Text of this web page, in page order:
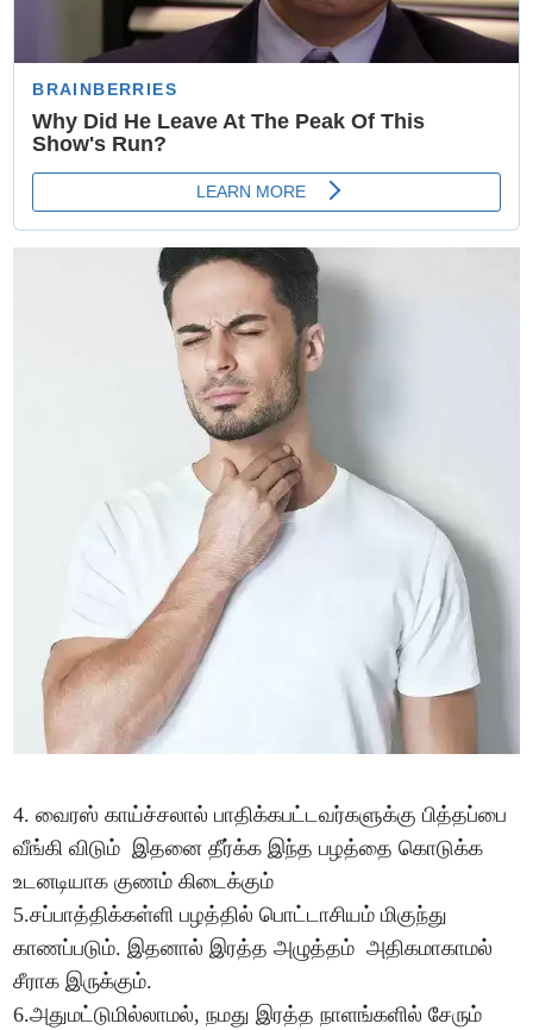
4. வைரஸ் காய்ச்சலால் பாதிக்கபட்டவர்களுக்கு பித்தப்பை
வீங்கி விடும் இதனை தீர்க்க இந்த பழத்தை கொடுக்க
உடனடியாக குணம் கிடைக்கும்
5.சப்பாத்திக்கள்ளி பழத்தில் பொட்டாசியம் மிகுந்து
காணப்படும். இதனால் இரத்த அழுத்தம் அதிகமாகாமல்
சீராக இருக்கும்.
6.அதுமட்டுமில்லாமல், நமது இரத்த நாளங்களில் சேரும்